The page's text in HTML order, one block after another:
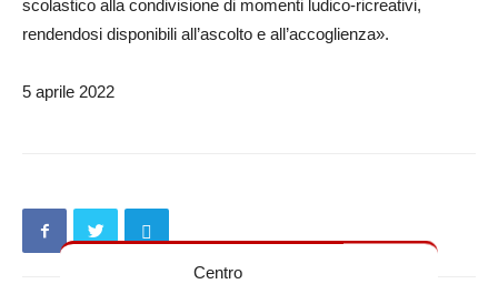
Centro
scolastico alla condivisione di momenti ludico-ricreativi,
rendendosi disponibili all’ascolto e all’accoglienza».
5 aprile 2022